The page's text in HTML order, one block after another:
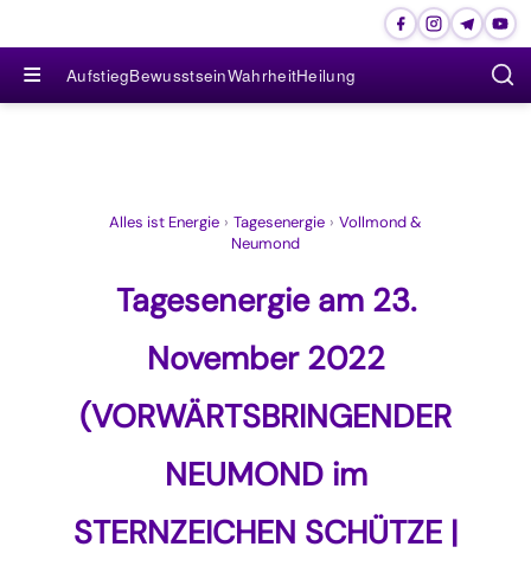
≡ AufstiegBewusstseinWahrheitHeilung
Alles ist Energie › Tagesenergie › Vollmond &
Neumond
Tagesenergie am 23.
November 2022
(VORWÄRTSBRINGENDER
NEUMOND im
STERNZEICHEN SCHÜTZE |